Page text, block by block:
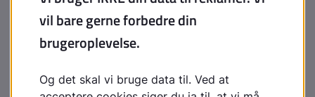
Psoriasis, negleforandringer
Psoriasis, mave og arme
Psoriasis, bagsiden af kroppen